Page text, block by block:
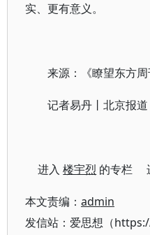
实、更有意义。
来源：《瞭望东方
记者易丹丨北京报道
进入楼宇烈 的专栏
本文责编： admin
发信站：爱思想（